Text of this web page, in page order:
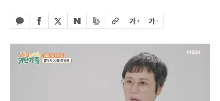
카카오톡 공유하기
페이스북 공유하기
엑스 공유하기
네이버 공유하기
밴드 공유하기
URL복사글자 크게글자 작게